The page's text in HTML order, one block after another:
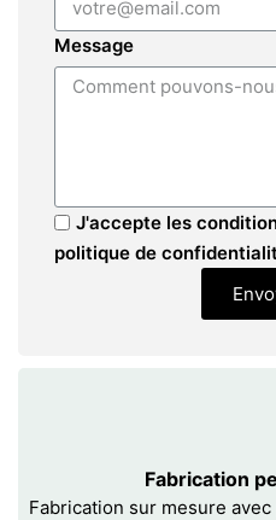
Message
J'accepte les
politique de
Fabrication
Fabrication sur mesure